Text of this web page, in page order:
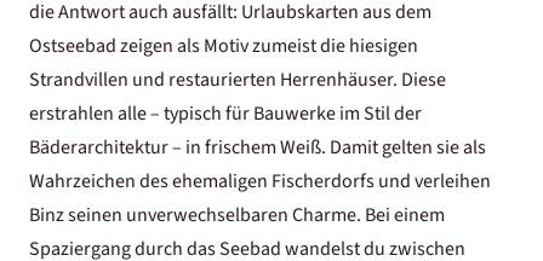
die Antwort auch ausfällt: Urlaubskarten aus dem
Ostseebad zeigen als Motiv zumeist die hiesigen
Strandvillen und restaurierten Herrenhäuser. Diese
erstrahlen alle – typisch für Bauwerke im Stil der
Bäderarchitektur – in frischem Weiß. Damit gelten sie als
Wahrzeichen des ehemaligen Fischerdorfs und verleihen
Binz seinen unverwechselbaren Charme. Bei einem
Spaziergang durch das Seebad wandelst du zwischen